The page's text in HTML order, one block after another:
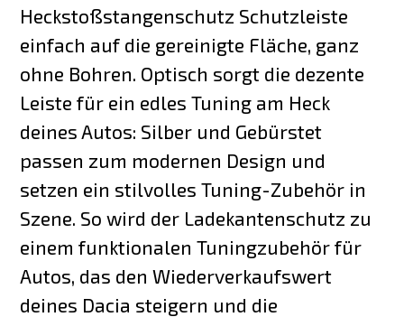
Heckstoßstangenschutz Schutzleiste
einfach auf die gereinigte Fläche, ganz
ohne Bohren. Optisch sorgt die dezente
Leiste für ein edles Tuning am Heck
deines Autos: Silber und Gebürstet
passen zum modernen Design und
setzen ein stilvolles Tuning-Zubehör in
Szene. So wird der Ladekantenschutz zu
einem funktionalen Tuningzubehör für
Autos, das den Wiederverkaufswert
deines Dacia steigern und die